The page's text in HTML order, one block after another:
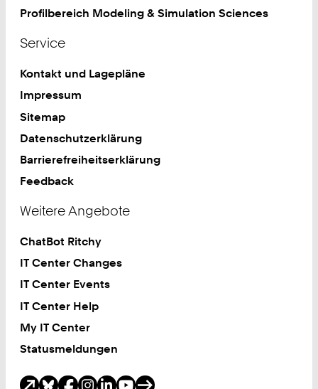
Profilbereich Modeling & Simulation Sciences
Service
Kontakt und Lagepläne
Impressum
Sitemap
Datenschutzerklärung
Barrierefreiheitserklärung
Feedback
Weitere Angebote
ChatBot Ritchy
IT Center Changes
IT Center Events
IT Center Help
My IT Center
Statusmeldungen
Soziale Medien